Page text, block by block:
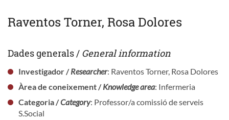
Raventos Torner, Rosa Dolores
Dades generals / General information
Investigador /Researcher: Raventos Torner, Rosa Dolores
Àrea de coneixement /Knowledge area: Infermeria
Categoria /Category: Professor/a comissió de serveis
S.Social